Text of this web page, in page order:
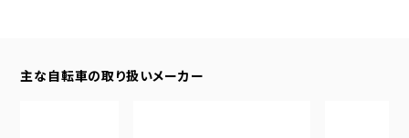
主な自転車の取り扱いメーカー